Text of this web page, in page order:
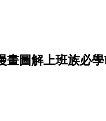
圖解上班族必學